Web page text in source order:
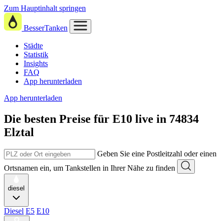
Zum Hauptinhalt springen
BesserTanken
Städte
Statistik
Insights
FAQ
App herunterladen
App herunterladen
Die besten Preise für E10 live in 74834
Elztal
Geben Sie eine Postleitzahl oder einen
Ortsnamen ein, um Tankstellen in Ihrer Nähe zu finden
diesel
Diesel E5 E10